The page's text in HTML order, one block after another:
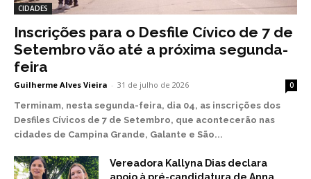
CIDADES
Inscrições para o Desfile Cívico de 7 de
Setembro vão até a próxima segunda-
feira
Guilherme Alves Vieira - 31 de julho de 2026 0
Terminam, nesta segunda-feira, dia 04, as inscrições dos
Desfiles Cívicos de 7 de Setembro, que acontecerão nas
cidades de Campina Grande, Galante e São...
Vereadora Kallyna Dias declara